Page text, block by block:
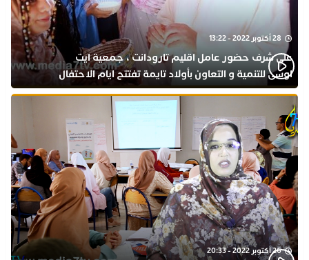
28 أكتوبر 2022 - 13:22
على شرف حضور عامل اقليم تارودانت ، جمعية ايت
اوسى للتنمية و التعاون بأولاد تايمة تفتتح ايام الاحتفال
بذكرى المولد النبوي
26 أكتوبر 2022 - 20:33